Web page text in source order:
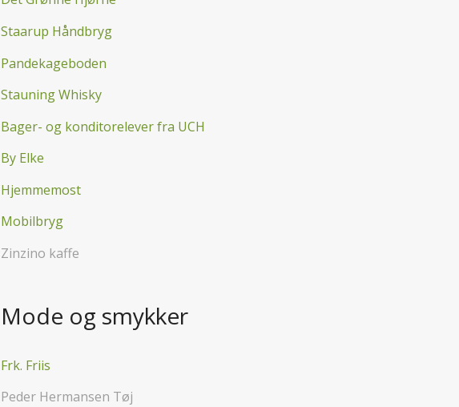
Staarup Håndbryg
Pandekageboden
Stauning Whisky
Bager- og konditorelever fra UCH
By Elke
Hjemmemost
Mobilbryg
Zinzino kaffe
Mode og smykker
Frk. Friis
Peder Hermansen Tøj